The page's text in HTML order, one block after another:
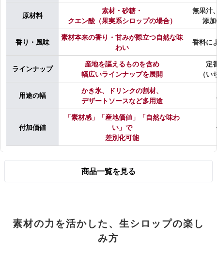
原材料
素材・砂糖・
クエン酸（果実系シロップの場合）
無果汁
添
香り・風味
素材本来の香り・甘みが際立つ自然な味
わい
香料に
ラインナップ
産地を謳えるものを含め
幅広いラインナップを展開
定
（
用途の幅
かき氷、ドリンクの割材、
デザートソースなど多用途
付加価値
「素材感」「産地価値」「自然な味わ
い」で
差別化可能
商品一覧を見る
素材の力を活かした、生シロップの楽し
み方